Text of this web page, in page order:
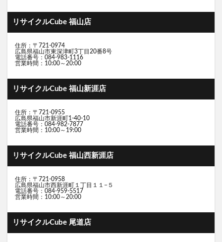
リサイクルCube 福山店
住所：〒721-0974
広島県福山市東深津町3丁目20番8号
電話番号：084-983-1116
営業時間：10:00～20:00
リサイクルCube 福山新涯店
住所：〒721-0955
広島県福山市新涯町1-40-10
電話番号：084-982-7877
営業時間：10:00～19:00
リサイクルCube 福山西新涯店
住所：〒721-0958
広島県福山市西新涯町１丁目１１−５
電話番号：084-959-5517
営業時間：10:00～20:00
リサイクルCube 尾道店